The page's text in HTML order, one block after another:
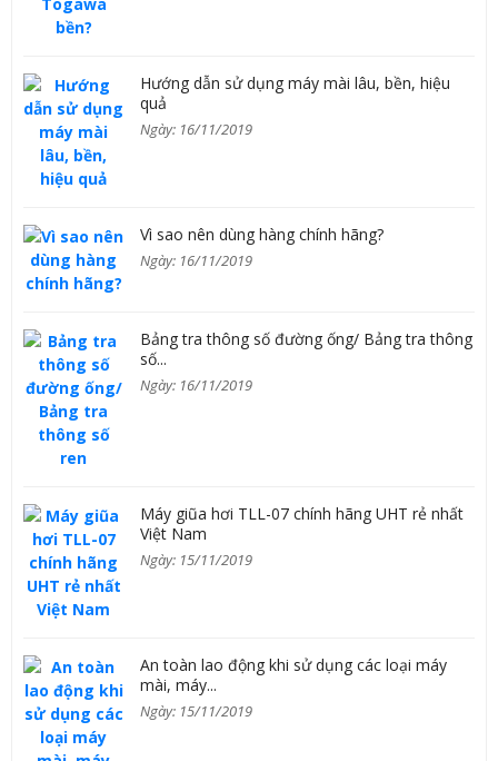
Hướng dẫn sử dụng máy mài lâu, bền, hiệu
quả
Ngày: 16/11/2019
Vì sao nên dùng hàng chính hãng?
Ngày: 16/11/2019
Bảng tra thông số đường ống/ Bảng tra thông
số...
Ngày: 16/11/2019
Máy giũa hơi TLL-07 chính hãng UHT rẻ nhất
Việt Nam
Ngày: 15/11/2019
An toàn lao động khi sử dụng các loại máy
mài, máy...
Ngày: 15/11/2019